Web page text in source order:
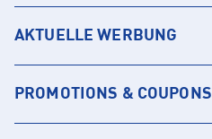
AKTUELLE WERBUNG
PROMOTIONS & COUPONS